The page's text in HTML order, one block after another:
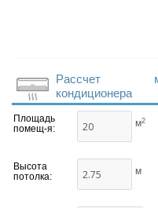
Рассчет
кондиционера
Площадь
помещ-я:
м2
Высота
потолка:
м